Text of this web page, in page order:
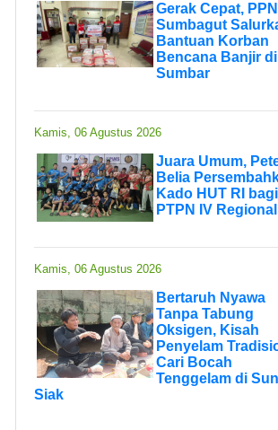
Gerak Cepat, PPN
Sumbagut
Bantuan Korban
Bencana Banjir di
Sumbar
Kamis, 06 Agustus 2026
Juara Umum,
Belia
Kado HUT RI bagi
PTPN IV Regional
Kamis, 06 Agustus 2026
Bertaruh Nyawa
Tanpa Tabung
Oksigen, Kisah
Penyelam
Cari Bocah
Tenggelam di
Siak